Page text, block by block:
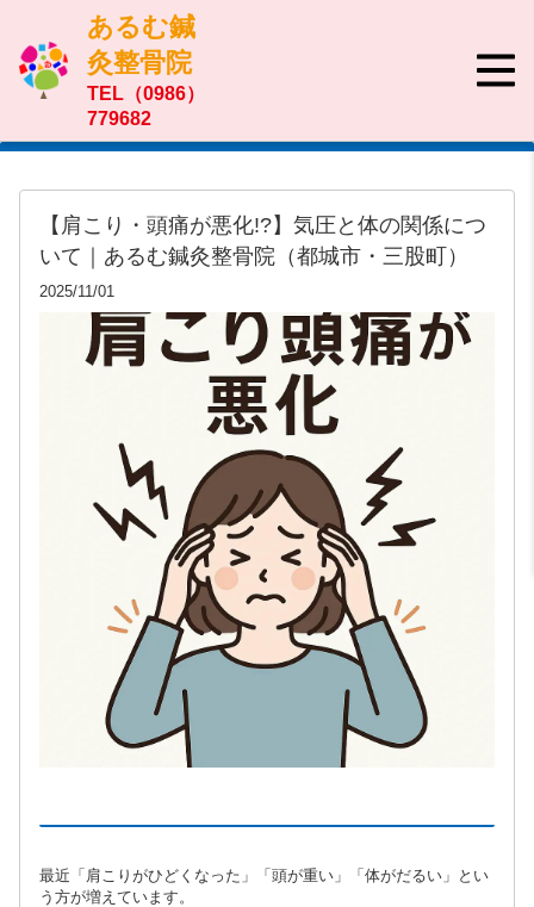
あるむ鍼
灸整骨院
TEL（0986）
779682
【肩こり・頭痛が悪化!?】気圧と体の関係につ
いて｜あるむ鍼灸整骨院（都城市・三股町）
2025/11/01
最近「肩こりがひどくなった」「頭が重い」「体がだるい」とい
う方が増えています。